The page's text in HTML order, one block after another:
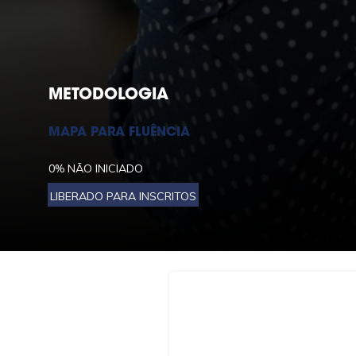
METODOLOGIA
MAPA PARA FLUÊNCIA
0% NÃO INICIADO
LIBERADO PARA INSCRITOS